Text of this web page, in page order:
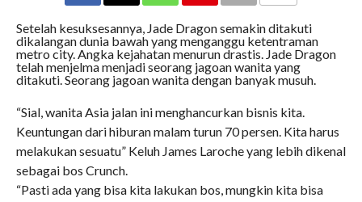
Setelah kesuksesannya, Jade Dragon semakin ditakuti
dikalangan dunia bawah yang menganggu ketentraman
metro city. Angka kejahatan menurun drastis. Jade Dragon
telah menjelma menjadi seorang jagoan wanita yang
ditakuti. Seorang jagoan wanita dengan banyak musuh.
“Sial, wanita Asia jalan ini menghancurkan bisnis kita.
Keuntungan dari hiburan malam turun 70 persen. Kita harus
melakukan sesuatu” Keluh James Laroche yang lebih dikenal
sebagai bos Crunch.
“Pasti ada yang bisa kita lakukan bos, mungkin kita bisa